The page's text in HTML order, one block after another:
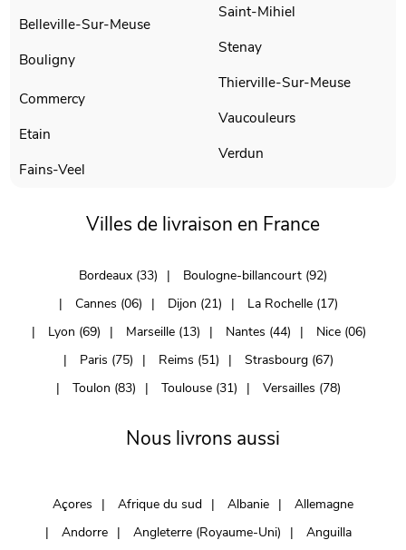
Belleville-Sur-Meuse
Bouligny
Commercy
Etain
Fains-Veel
Saint-Mihiel
Stenay
Thierville-Sur-Meuse
Vaucouleurs
Verdun
Villes de livraison en France
Bordeaux (33)
Boulogne-billancourt (92)
Cannes (06)
Dijon (21)
La Rochelle (17)
Lyon (69)
Marseille (13) Nantes (44)
Nice (06)
Paris (75)
Reims (51)
Strasbourg (67)
Toulon (83)
Toulouse (31) Versailles (78)
Nous livrons aussi
Açores Afrique du sud Albanie
Allemagne
Andorre
Angleterre (Royaume-Uni)
Anguilla